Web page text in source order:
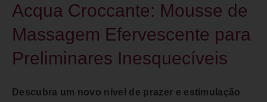
Acqua Croccante: Mousse de
Massagem Efervescente para
Preliminares Inesquecíveis
Descubra um novo nível de prazer e estimulação